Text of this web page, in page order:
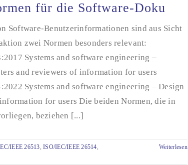
für die Software-Doku
Software-Benutzerinformationen sind aus Sicht
zwei Normen besonders relevant:
Systems and software engineering –
and reviewers of information for users
Systems and software engineering – Design
for users Die beiden Normen, die in
beziehen [...]
IEEE 26513,ISO/IEC/IEEE 26514,
Weiterlesen